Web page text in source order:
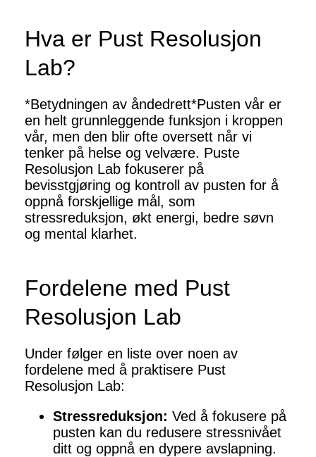
Hva er Pust Resolusjon
Lab?
*Betydningen av åndedrett*Pusten vår er
en helt grunnleggende funksjon i kroppen
vår, men den blir ofte oversett når vi
tenker på helse og velvære. Puste
Resolusjon Lab fokuserer på
bevisstgjøring og kontroll av pusten for å
oppnå forskjellige mål, som
stressreduksjon, økt energi, bedre søvn
og mental klarhet.
Fordelene med Pust
Resolusjon Lab
Under følger en liste over noen av
fordelene med å praktisere Pust
Resolusjon Lab:
Stressreduksjon: Ved å fokusere på
pusten kan du redusere stressnivået
ditt og oppnå en dypere avslapning.